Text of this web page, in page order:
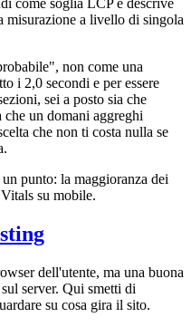
come soglia LCP e descrive
misurazione a livello di singola
non come una
i 2,0 secondi e per essere
sei a posto sia che
un domani aggreghi
che non ti costa nulla se
punto: la maggioranza dei
su mobile.
dell'utente, ma una buona
server. Qui smetti di
su cosa gira il sito.